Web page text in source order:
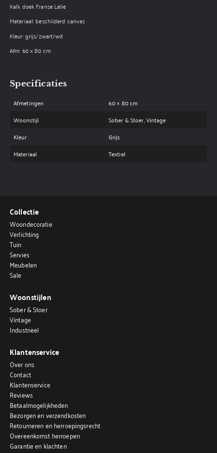
Kalk doek Franse Lelie
Materiaal: beschilderd canvas
Kleur: grijs/zwart/wit
Afm: 60 x 80 cm
Specificaties
Afmetingen
60 × 80 cm
Woonstijl
Sober & Stoer, Vintage
Kleur
Grijs
Materiaal
Textiel
Collectie
Woondecoratie
Verlichting
Tuin
Servies
Meubelen
Sale
Woonstijlen
Sober & Stoer
Vintage
Industrieel
Klantenservice
Over ons
Contact
Klantenservice
Reviews
Betaalmogelijkheden
Bezorgen en verzendkosten
Retourneren en herroepingsrecht
Overeenkomst herroepen
Garantie en klachten